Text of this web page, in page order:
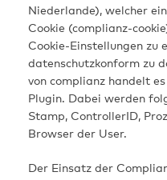
Niederlande), welcher
Cookie (complianz-
Cookie-Einstellungen zu
datenschutzkonform zu
von complianz handelt
Plugin. Dabei werden
Stamp, ControllerID,
Browser der User.
Der Einsatz der